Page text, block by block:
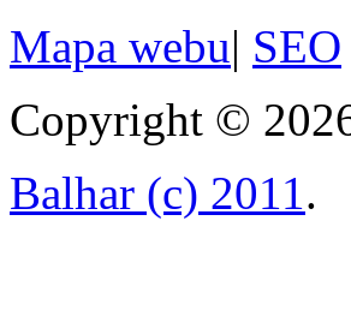
Mapa webu| SEO
Copyright ©
Balhar (c) 2011.